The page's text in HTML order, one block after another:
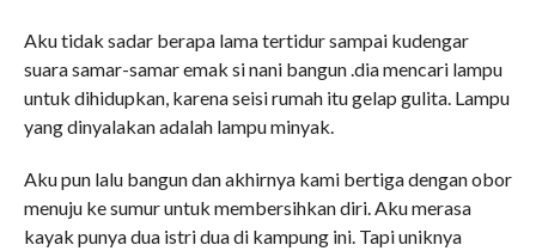
Aku tidak sadar berapa lama tertidur sampai kudengar
suara samar-samar emak si nani bangun .dia mencari lampu
untuk dihidupkan, karena seisi rumah itu gelap gulita. Lampu
yang dinyalakan adalah lampu minyak.
Aku pun lalu bangun dan akhirnya kami bertiga dengan obor
menuju ke sumur untuk membersihkan diri. Aku merasa
kayak punya dua istri dua di kampung ini. Tapi uniknya